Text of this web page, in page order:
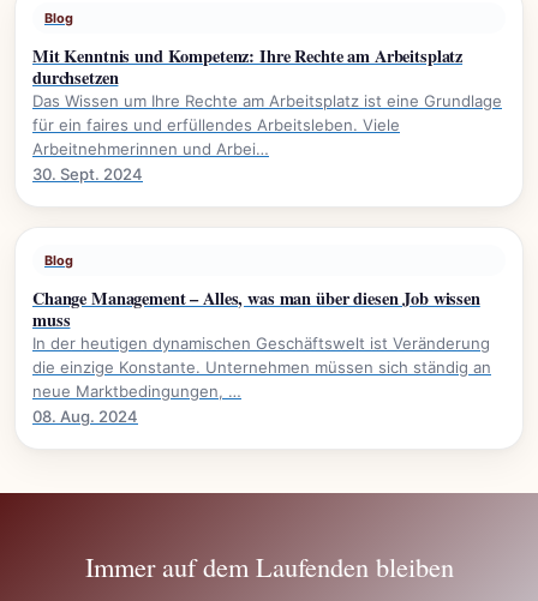
Blog
Mit Kenntnis und Kompetenz: Ihre Rechte am Arbeitsplatz
durchsetzen
Das Wissen um Ihre Rechte am Arbeitsplatz ist eine Grundlage
für ein faires und erfüllendes Arbeitsleben. Viele
Arbeitnehmerinnen und Arbei…
30. Sept. 2024
Blog
Change Management – Alles, was man über diesen Job wissen
muss
In der heutigen dynamischen Geschäftswelt ist Veränderung
die einzige Konstante. Unternehmen müssen sich ständig an
neue Marktbedingungen, …
08. Aug. 2024
Immer auf dem Laufenden bleiben